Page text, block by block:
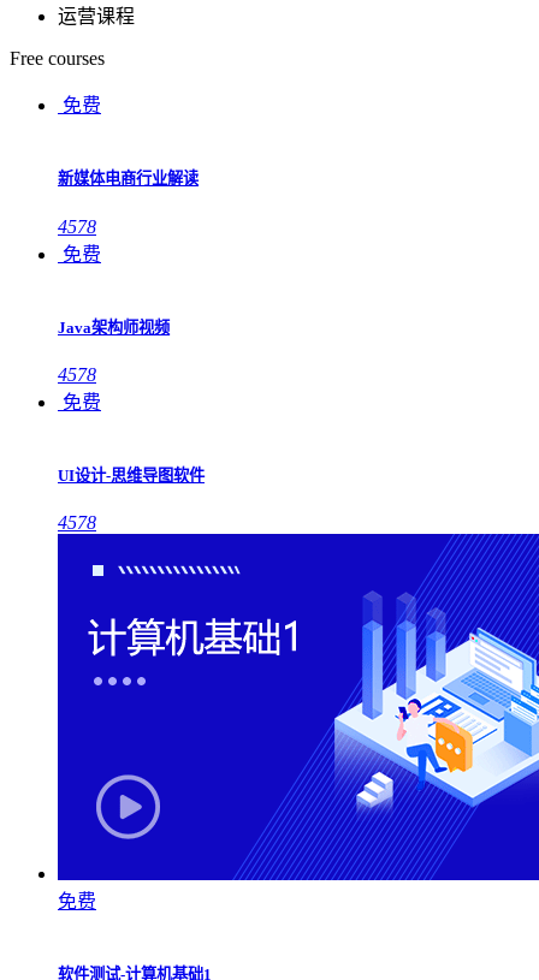
运营课程
Free courses
免费
新媒体电商行业解读
4578
免费
Java架构师视频
4578
免费
UI设计-思维导图软件
4578
免费
软件测试-计算机基础1